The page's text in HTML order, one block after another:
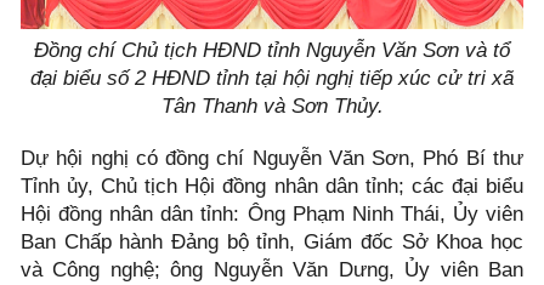
Đồng chí Chủ tịch HĐND tỉnh Nguyễn Văn Sơn và tổ
đại biểu số 2 HĐND tỉnh tại hội nghị tiếp xúc cử tri xã
Tân Thanh và Sơn Thủy.
Dự hội nghị có đồng chí Nguyễn Văn Sơn, Phó Bí thư
Tỉnh ủy, Chủ tịch Hội đồng nhân dân tỉnh; các đại biểu
Hội đồng nhân dân tỉnh: Ông Phạm Ninh Thái, Ủy viên
Ban Chấp hành Đảng bộ tỉnh, Giám đốc Sở Khoa học
và Công nghệ; ông Nguyễn Văn Dưng, Ủy viên Ban